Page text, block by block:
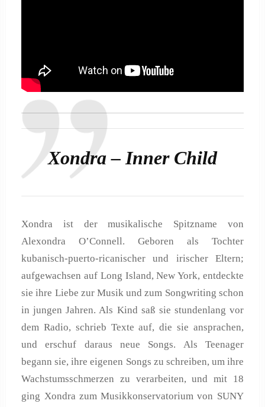
Xondra – Inner Child
Xondra ist der musikalische Spitzname von
Alexondra O’Connell. Geboren als Tochter
kubanisch-puerto-ricanischer und irischer Eltern;
aufgewachsen auf Long Island, New York, entdeckte
sie ihre Liebe zur Musik und zum Songwriting schon
in jungen Jahren. Als Kind saß sie stundenlang vor
dem Radio, schrieb Texte auf, die sie ansprachen,
und erschuf daraus neue Songs. Als Teenager
begann sie, ihre eigenen Songs zu schreiben, um ihre
Wachstumsschmerzen zu verarbeiten, und mit 18
ging Xondra zum Musikkonservatorium von SUNY